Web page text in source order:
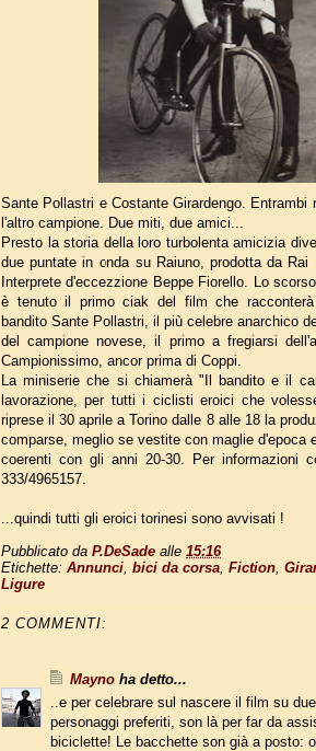
Sante Pollastri e Costante Girardengo. Entrambi
l'altro campione. Due miti, due amici...
Presto la storia della loro turbolenta amicizia
due puntate in onda su Raiuno, prodotta da
Interprete d'eccezzione Beppe Fiorello. Lo
è tenuto il primo ciak del film che
bandito Sante Pollastri, il più celebre anarchico
del campione novese, il primo a fregiarsi
Campionissimo, ancor prima di Coppi.
La miniserie che si chiamerà "Il bandito e il
lavorazione, per tutti i ciclisti eroici che
riprese il 30 aprile a Torino dalle 8 alle 18 la
comparse, meglio se vestite con maglie d'epoca
coerenti con gli anni 20-30. Per informazioni
333/4965157.
...quindi tutti gli eroici torinesi sono avvisati !
Pubblicato da P.DeSade alle 15:16
Etichette: Annunci bici da corsa Fiction
Ligure
2 COMMENTI:
Mayno ha detto...
..e per celebrare sul nascere il film su
personaggi preferiti, son là per far da
biciclette! Le bacchette son già a posto: